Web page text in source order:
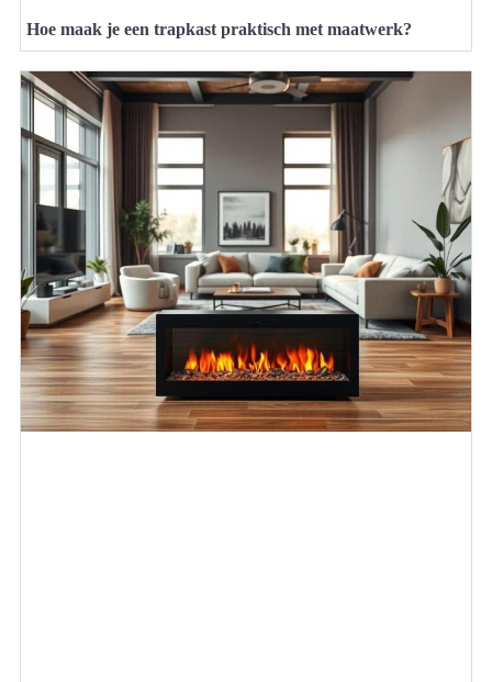
Hoe maak je een trapkast praktisch met maatwerk?